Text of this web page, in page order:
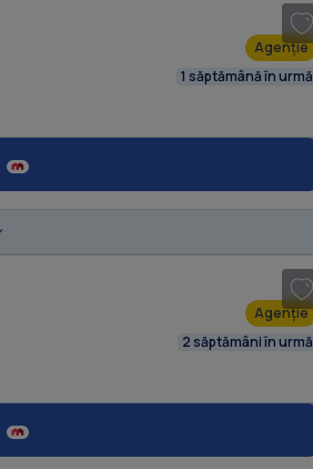
Agenție
1 săptămână în urmă
Agenție
2 săptămâni în urmă